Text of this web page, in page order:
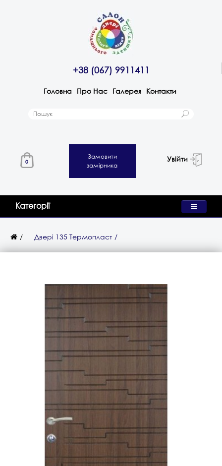
+38 (067) 9911411
Головна Про Нас Галерея Контакти
0
Замовити
замірника
Увійти
Категорії
Двері 135 Термопласт